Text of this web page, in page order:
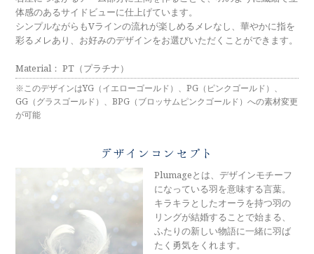
プロフェッショナルズ
メモリアルアルバム
永久保証サービス
セミ・フルオーダー
リングコラム
体感のあるサイドビューに仕上げています。
シンプルながらもVラインの流れが楽しめるメレなし、華やかに指を
彩るメレあり、お好みのデザインをお選びいただくことができます。
Material： PT（プラチナ）
※このデザインはYG（イエローゴールド）、PG（ピンクゴールド）、
GG（グラスゴールド）、BPG（ブロッサムピンクゴールド）への素材変更
が可能
デザインコンセプト
Plumageとは、デザインモチーフ
になっている羽を意味する言葉。
キラキラとしたオーラを持つ羽の
リングが結婚することで始まる、
ふたりの新しい物語に一緒に羽ば
たく勇気をくれます。